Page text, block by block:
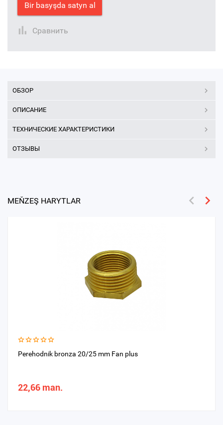
Bir basyşda satyn al
Сравнить
ОБЗОР
ОПИСАНИЕ
ТЕХНИЧЕСКИЕ ХАРАКТЕРИСТИКИ
ОТЗЫВЫ
MEŇZEŞ HARYTLAR
Perehodnik bronza 20/25 mm Fan plus
22,66 man.